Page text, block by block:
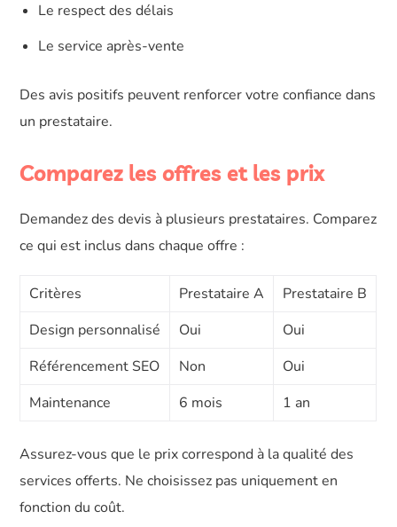
Le respect des délais
Le service après-vente
Des avis positifs peuvent renforcer votre confiance dans
un prestataire.
Comparez les offres et les prix
Demandez des devis à plusieurs prestataires. Comparez
ce qui est inclus dans chaque offre :
Critères Prestataire A
Prestataire B
Design personnalisé
Oui
Oui
Référencement SEO
Non
Oui
Maintenance
6 mois 1 an
Assurez-vous que le prix correspond à la qualité des
services offerts. Ne choisissez pas uniquement en
fonction du coût.